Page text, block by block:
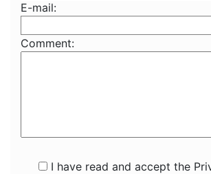
E-mail:
Comment:
I have read and accept the